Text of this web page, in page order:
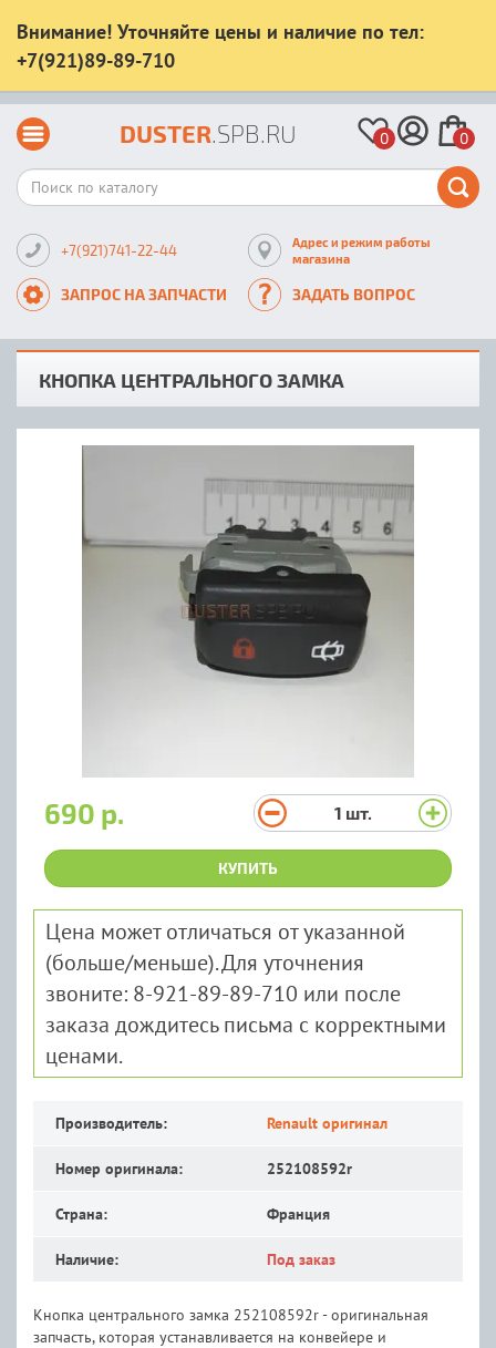
Внимание! Уточняйте цены и наличие по тел:
+7(921)89-89-710
DUSTER.SPB.RU 0 0
+7(921)741-22-44
Адрес и режим работы
магазина
ЗАПРОС НА ЗАПЧАСТИ ЗАДАТЬ ВОПРОС
КНОПКА ЦЕНТРАЛЬНОГО ЗАМКА
690 р. 1 шт.
КУПИТЬ
Цена может отличаться от указанной
(больше/меньше). Для уточнения
звоните: 8-921-89-89-710 или после
заказа дождитесь письма с корректными
ценами.
Производитель: Renault оригинал
Номер оригинала: 252108592r
Страна: Франция
Наличие: Под заказ
Кнопка центрального замка 252108592r - оригинальная
запчасть, которая устанавливается на конвейере и